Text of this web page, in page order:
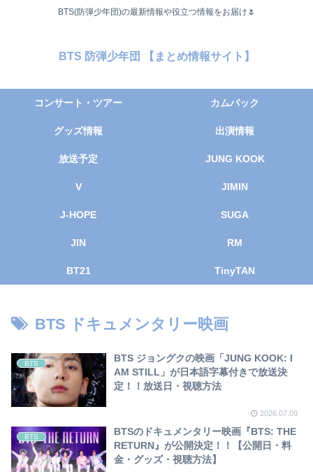
BTS(防弾少年団)の最新情報や役立つ情報をお届け🌷
BTS 防弾少年団 【まとめ情報サイト】
コンサート・ツアー カムバック
グッズ情報 出演情報
放送予定 JUNG KOOK
V JIMIN
J-HOPE SUGA
JIN RM
BT21 TinyTAN
BTS ドキュメンタリー映画
BTS
BTS ジョングクの映画「JUNG KOOK: I
AM STILL」が日本語字幕付きで放送決
定！！放送日・視聴方法
2026.07.09
BTS
BTSのドキュメンタリー映画『BTS: THE
RETURN』が公開決定！！【公開日・料
金・グッズ・視聴方法】